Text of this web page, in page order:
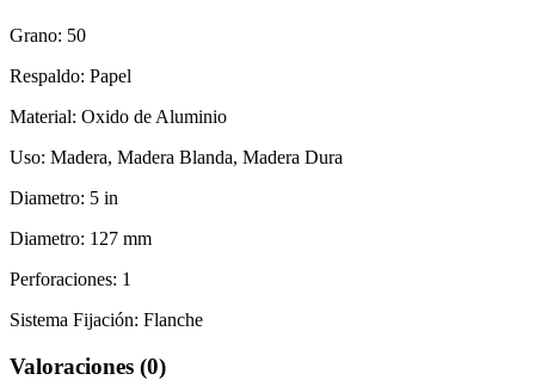
Grano: 50
Respaldo: Papel
Material: Oxido de Aluminio
Uso: Madera, Madera Blanda, Madera Dura
Diametro: 5 in
Diametro: 127 mm
Perforaciones: 1
Sistema Fijación: Flanche
Valoraciones (0)